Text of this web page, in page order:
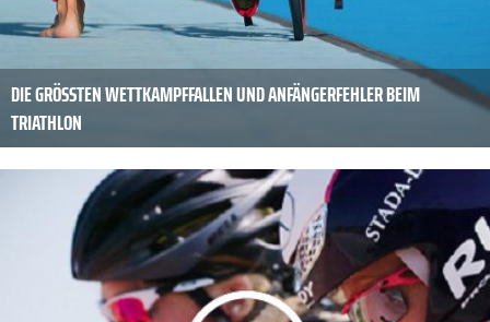
DIE GRÖSSTEN WETTKAMPFFALLEN UND ANFÄNGERFEHLER BEIM T
RIATHLON